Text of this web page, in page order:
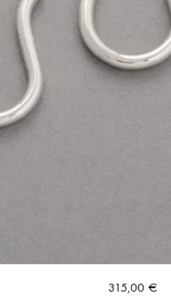
315,00 €